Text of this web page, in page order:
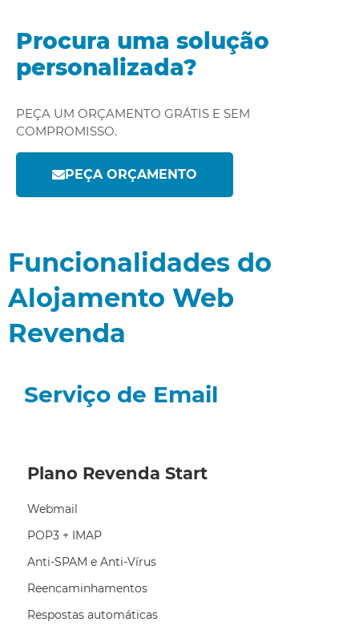
Procura uma solução
personalizada?
PEÇA UM ORÇAMENTO GRÁTIS E SEM
COMPROMISSO.
PEÇA ORÇAMENTO
Funcionalidades do
Alojamento Web
Revenda
Serviço de Email
Plano Revenda Start
Webmail
POP3 + IMAP
Anti-SPAM e Anti-Vírus
Reencaminhamentos
Respostas automáticas